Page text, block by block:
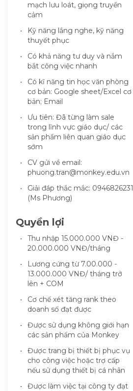
mạch lưu loát, giọng truyền
cảm
Kỹ năng lắng nghe, kỹ năng
thuyết phục
Có khả năng tư duy và nắm
bắt công việc nhanh
Có kĩ năng tin học văn phòng
cơ bản: Google sheet/Excel cơ
bản; Email
Ưu tiên: Đã từng làm sale
trong lĩnh vực giáo dục/ các
sản phẩm liên quan giáo dục
sớm
CV gửi về email:
phuong.tran@monkey.edu.vn
Giải đáp thắc mắc: 0946826231
(Ms Phương)
Quyền lợi
Thu nhập 15.000.000 VNĐ -
20.000.000 VNĐ/tháng
Lương cứng từ 7.00.000 -
13.000.000 VNĐ/ tháng trở
lên + COM
Cơ chế xét tăng rank theo
doanh số đạt được
Được sử dụng không giới hạn
các sản phẩm của Monkey
Được trang bị thiết bị phục vụ
cho công việc hoặc trợ cấp
nếu sử dụng thiết bị cá nhân
Được làm việc tại công ty đạt